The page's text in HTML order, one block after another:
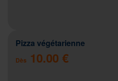
Pizza végétarienne
Dès 10.00 €